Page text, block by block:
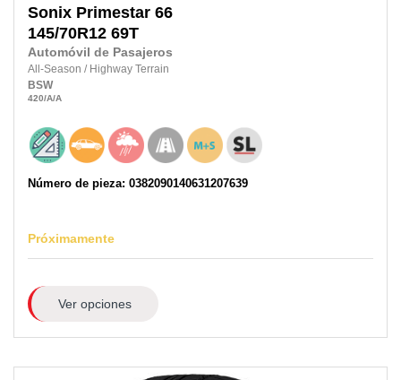
Sonix Primestar 66
145/70R12 69T
Automóvil de Pasajeros
All-Season / Highway Terrain
BSW
420/A/A
Número de pieza: 0382090140631207639
Próximamente
Ver opciones